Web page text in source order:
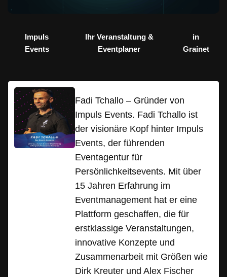
Impuls
Events
Ihr Veranstaltung &
Eventplaner
in
Grainet
Fadi Tchallo – Gründer von
Impuls Events. Fadi Tchallo ist
der visionäre Kopf hinter Impuls
Events, der führenden
Eventagentur für
Persönlichkeitsevents. Mit über
15 Jahren Erfahrung im
Eventmanagement hat er eine
Plattform geschaffen, die für
erstklassige Veranstaltungen,
innovative Konzepte und
Zusammenarbeit mit Größen wie
Dirk Kreuter und Alex Fischer